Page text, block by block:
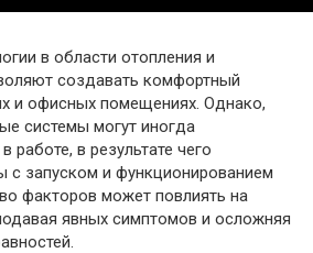
в области отопления и
создавать комфортный
и офисных помещениях. Однако,
системы могут иногда
работе, в результате чего
с запуском и функционированием
факторов может повлиять на
явных симптомов и осложняя